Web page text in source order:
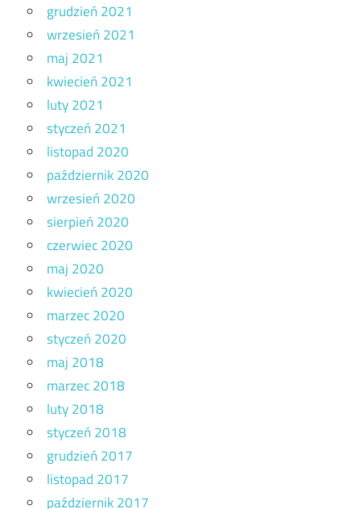
grudzień 2021
wrzesień 2021
maj 2021
kwiecień 2021
luty 2021
styczeń 2021
listopad 2020
październik 2020
wrzesień 2020
sierpień 2020
czerwiec 2020
maj 2020
kwiecień 2020
marzec 2020
styczeń 2020
maj 2018
marzec 2018
luty 2018
styczeń 2018
grudzień 2017
listopad 2017
październik 2017